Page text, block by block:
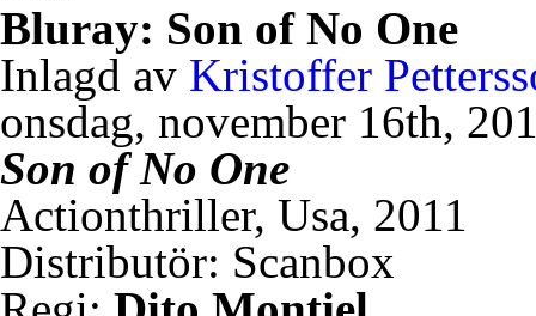
Bluray: Son of No One
Inlagd av Kristoffer
onsdag, november 16th,
Son of No One
Actionthriller, Usa, 2011
Distributör: Scanbox